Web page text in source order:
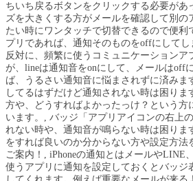
ちいち戻るボタンをクリックする必要があ
ズを大きくする方がメールを確認して別の
たい時にワンタッチで切替できるので便利
プリであれば、通知そのものをoffにしてし
反対に、頻繁に使うコミュニケーションア
が、lineは通知音をonにして、メールはoff
ば、うるさい通知音に悩まされずに済みま
してるはずだけど通知されない時は困りま
方や、どうすればよかったっけ？という方
います。, バッジ「アプリアイコンの右上
れない時や、通知音が鳴らない時は困りま
をすれば良いのか分からない方や設定方法
ご案内！, iPhoneの通知とはメールやLINE
使うアプリに通知を設定しておくとバッジ